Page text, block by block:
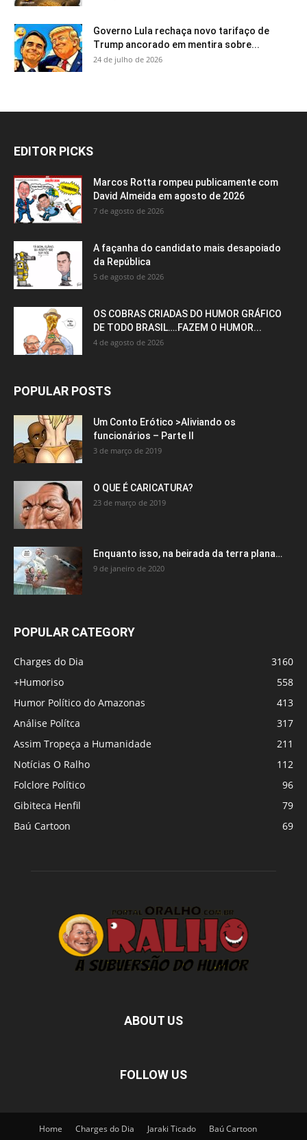
Governo Lula rechaça novo tarifaço de
Trump ancorado em mentira sobre...
24 de julho de 2026
EDITOR PICKS
Marcos Rotta rompeu publicamente com
David Almeida em agosto de 2026
7 de agosto de 2026
A façanha do candidato mais desapoiado
da República
5 de agosto de 2026
OS COBRAS CRIADAS DO HUMOR GRÁFICO
DE TODO BRASIL….FAZEM O HUMOR...
4 de agosto de 2026
POPULAR POSTS
Um Conto Erótico >Aliviando os
funcionários – Parte II
3 de março de 2019
O QUE É CARICATURA?
23 de março de 2019
Enquanto isso, na beirada da terra plana…
9 de janeiro de 2020
POPULAR CATEGORY
Charges do Dia
3160
+Humoriso
558
Humor Político do Amazonas
413
Análise Polítca
317
Assim Tropeça a Humanidade
211
Notícias O Ralho
112
Folclore Político
96
Gibiteca Henfil
79
Baú Cartoon
69
ABOUT US
FOLLOW US
Home Charges do Dia Jaraki Ticado
Baú Cartoon